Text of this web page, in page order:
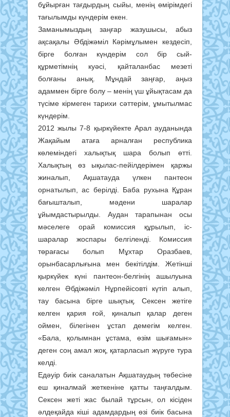
бұйырған тағдырдың сыйы, менің өмірімдегі
тағылымды күндерім екен.
Заманымыздың заңғар жазушысы, абыз
ақсақалы Әбдіжәміл Кәрімұлымен кездесіп,
бірге болған күндерім сол бір сый-
құрметімнің куәсі, қайталанбас мезеті
болғаны анық. Мұндай заңғар, аңыз
адаммен бірге болу – менің үш ұйықтасам да
түсіме кірмеген тарихи сәттерім, ұмытылмас
күндерім.
2012 жылы 7-8 қыркүйекте Арал ауданында
Жақайым атаға арналған республика
көлеміндегі халықтық шара болып өтті.
Халықтың өз ықылас-пейілдерімен қаржы
жиналып, Ақшатауда үлкен пантеон
орнатылып, ас берілді. Баба рухына Құран
бағышталып, мәдени шаралар
ұйымдастырылды. Аудан тарапынан осы
мәселеге орай комиссия құрылып, іс-
шаралар жоспары белгіленді. Комиссия
төрағасы болып Мұхтар Оразбаев,
орынбасарлығына мен бекітілдім. Жетінші
қыркүйек күні пантеон-белгінің ашылуына
келген Әбдіжәміл Нұрпейісовті күтіп алып,
тау басына бірге шықтық. Сексен жетіге
келген қария ғой, қиналып қалар деген
оймен, білегінен ұстап демегім келген.
«Бала, қолымнан ұстама, өзім шығамын»
деген соң амал жоқ, қатарласып жүруге тура
келді.
Едәуір биік саналатын Ақшатаудың төбесіне
еш қиналмай жеткеніне қатты таңғалдым.
Сексен жеті жас былай тұрсын, ол кісіден
әлдеқайда кіші адамдардың өзі биік басына